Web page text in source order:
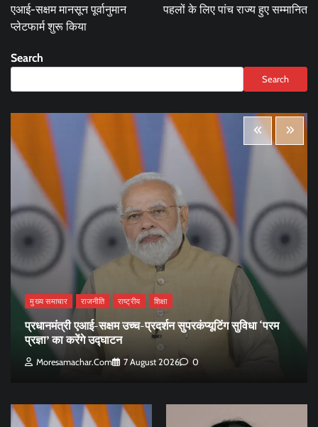
एआई-सक्षम मानसून पूर्वानुमान
प्लेटफार्म शुरू किया
पहलों के लिए पांच राज्य हुए सम्मानित
Search
Search
मुख्य समाचार राजनीति राष्ट्रीय शिक्षा
प्रधानमंत्री एआई-सक्षम उच्च-प्रदर्शन सुपरकंप्यूटिंग सुविधा ‘परम
प्रज्ञा’ का करेंगे उद्घाटन
Moresamachar.com 7 August 2026 0